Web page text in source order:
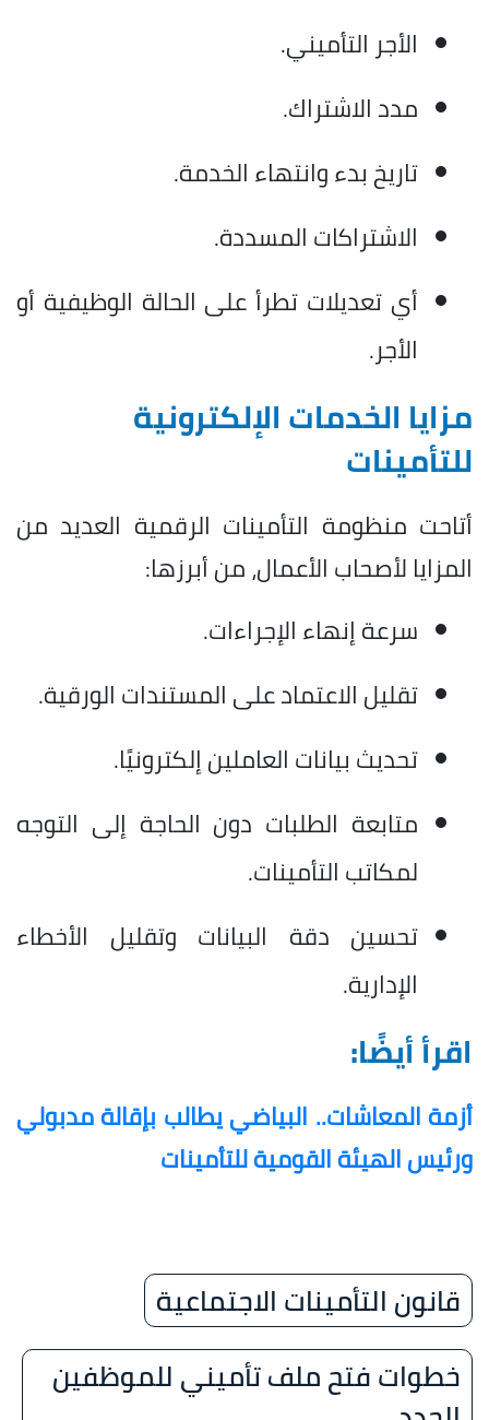
الأجر التأميني.
مدد الاشتراك.
تاريخ بدء وانتهاء الخدمة.
الاشتراكات المسددة.
أي تعديلات تطرأ على الحالة الوظيفية أو
الأجر.
مزايا الخدمات الإلكترونية
للتأمينات
أتاحت منظومة التأمينات الرقمية العديد من
المزايا لأصحاب الأعمال، من أبرزها:
سرعة إنهاء الإجراءات.
تقليل الاعتماد على المستندات الورقية.
تحديث بيانات العاملين إلكترونيًا.
متابعة الطلبات دون الحاجة إلى التوجه
لمكاتب التأمينات.
تحسين دقة البيانات وتقليل الأخطاء
الإدارية.
اقرأ أيضًا:
أزمة المعاشات.. البياضي يطالب بإقالة مدبولي
ورئيس الهيئة القومية للتأمينات
قانون التأمينات الاجتماعية
خطوات فتح ملف تأميني للموظفين